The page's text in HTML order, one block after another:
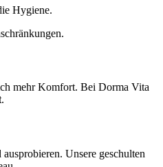
Hygiene.
mehr Komfort. Bei Dorma Vita
.
Unsere geschulten